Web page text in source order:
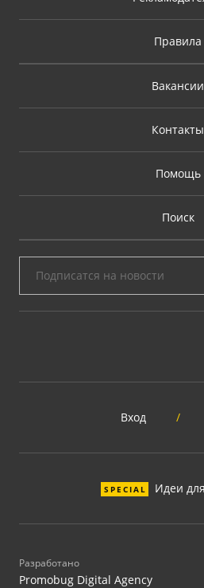
Правила
Вакансии
Контакты
Помощь
Поиск
Вход /
SPECIAL Идеи
Разработано
Promobug Digital Agency